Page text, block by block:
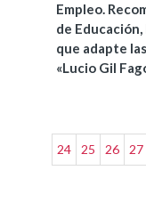
Empleo.
de
que adapte
«Lucio Gil
24 25 26 27